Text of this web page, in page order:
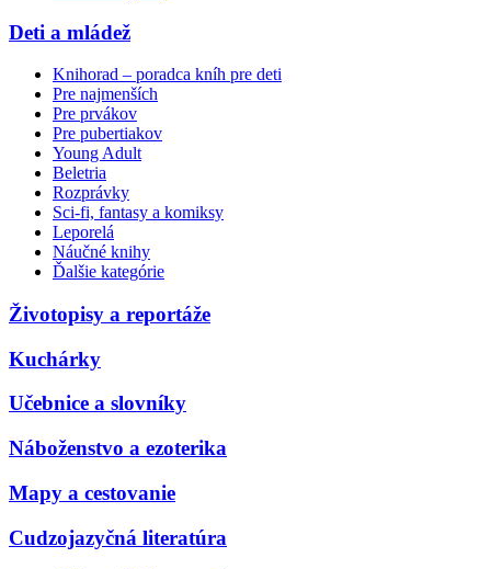
Deti a mládež
Knihorad – poradca kníh pre deti
Pre najmenších
Pre prvákov
Pre pubertiakov
Young Adult
Beletria
Rozprávky
Sci-fi, fantasy a komiksy
Leporelá
Náučné knihy
Ďalšie kategórie
Životopisy a reportáže
Kuchárky
Učebnice a slovníky
Náboženstvo a ezoterika
Mapy a cestovanie
Cudzojazyčná literatúra